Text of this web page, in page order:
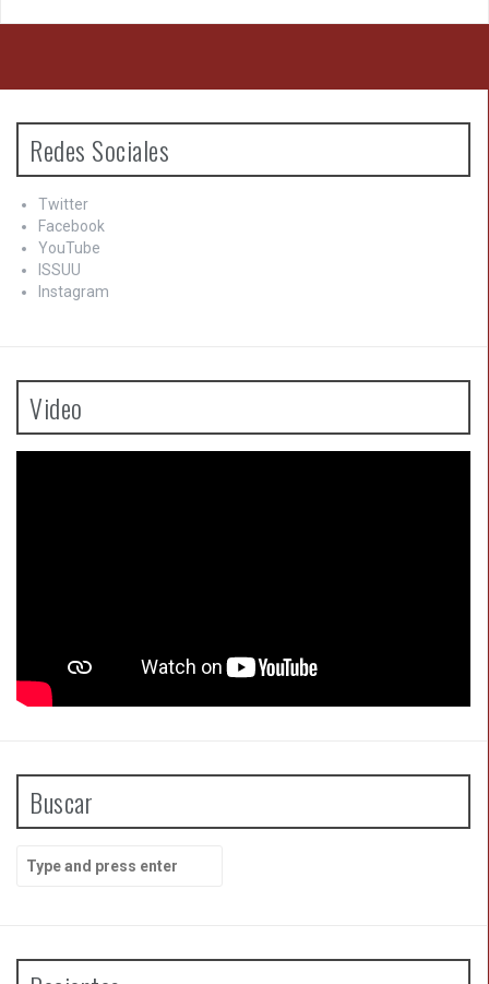
Redes Sociales
Twitter
Facebook
YouTube
ISSUU
Instagram
Video
Buscar
for: